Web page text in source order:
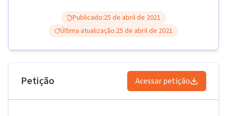
Publicado:25 de abril de 2021
Última atualização:25 de abril de 2021
Petição Acessar petição